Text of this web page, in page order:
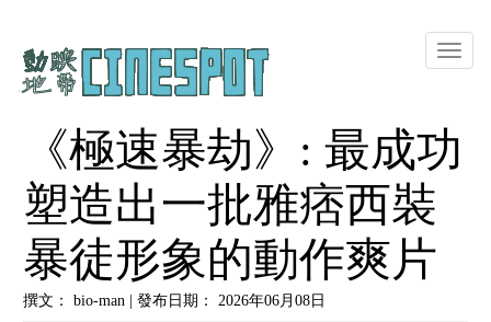
Toggle
《極速暴劫》: 最成功
塑造出一批雅痞西裝
暴徒形象的動作爽片
撰文： bio-man | 發布日期： 2026年06月08日